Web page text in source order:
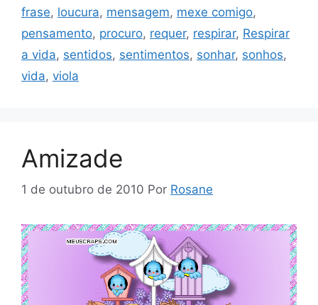
frase, loucura, mensagem, mexe comigo,
pensamento, procuro, requer, respirar, Respirar
a vida, sentidos, sentimentos, sonhar, sonhos,
vida, viola
Amizade
1 de outubro de 2010 Por Rosane